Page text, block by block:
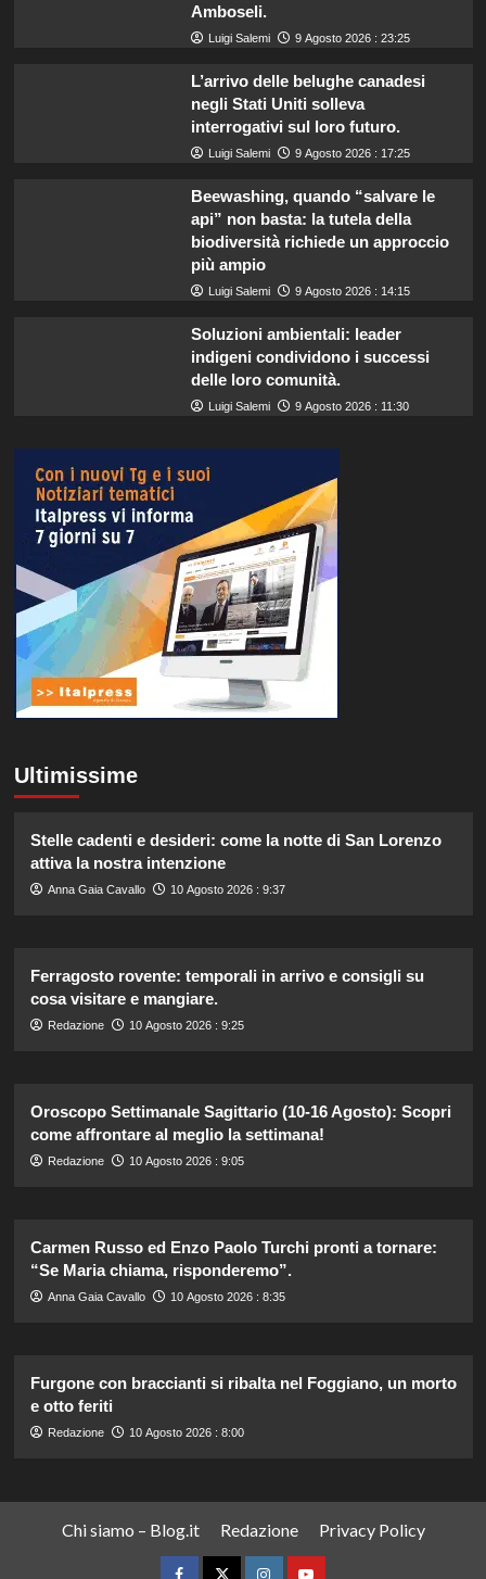
Amboseli.
Luigi Salemi 9 Agosto 2026 : 23:25
L’arrivo delle belughe canadesi
negli Stati Uniti solleva
interrogativi sul loro futuro.
Luigi Salemi 9 Agosto 2026 : 17:25
Beewashing, quando “salvare le
api” non basta: la tutela della
biodiversità richiede un approccio
più ampio
Luigi Salemi 9 Agosto 2026 : 14:15
Soluzioni ambientali: leader
indigeni condividono i successi
delle loro comunità.
Luigi Salemi 9 Agosto 2026 : 11:30
Ultimissime
Stelle cadenti e desideri: come la notte di San Lorenzo
attiva la nostra intenzione
Anna Gaia Cavallo 10 Agosto 2026 : 9:37
Ferragosto rovente: temporali in arrivo e consigli su
cosa visitare e mangiare.
Redazione 10 Agosto 2026 : 9:25
Oroscopo Settimanale Sagittario (10-16 Agosto): Scopri
come affrontare al meglio la settimana!
Redazione 10 Agosto 2026 : 9:05
Carmen Russo ed Enzo Paolo Turchi pronti a tornare:
“Se Maria chiama, risponderemo”.
Anna Gaia Cavallo 10 Agosto 2026 : 8:35
Furgone con braccianti si ribalta nel Foggiano, un morto
e otto feriti
Redazione 10 Agosto 2026 : 8:00
Chi siamo – Blog.it Redazione Privacy Policy